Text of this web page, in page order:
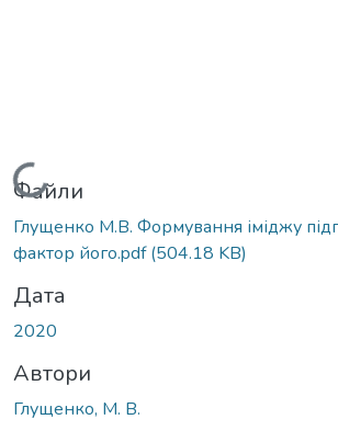
Вантажиться...
Файли
Глущенко М.В. Формування іміджу
фактор його.pdf(504.18 KB)
Дата
2020
Автори
Глущенко, М. В.